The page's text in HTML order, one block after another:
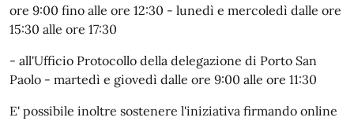
ore 9:00 fino alle ore 12:30 - lunedì e mercoledì dalle ore
15:30 alle ore 17:30
- all'Ufficio Protocollo della delegazione di Porto San
Paolo - martedì e giovedì dalle ore 9:00 alle ore 11:30
E' possibile inoltre sostenere l'iniziativa firmando online